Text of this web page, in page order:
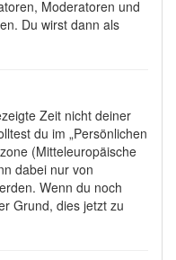
Moderatoren und
Du wirst dann als
Zeit nicht deiner
du im „Persönlichen
(Mitteleuropäische
dabei nur von
Wenn du noch
Grund, dies jetzt zu